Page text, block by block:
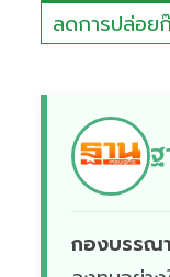
ลดการปล่อย
กองบรรณ